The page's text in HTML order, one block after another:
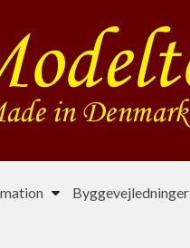
Byggevejledninger